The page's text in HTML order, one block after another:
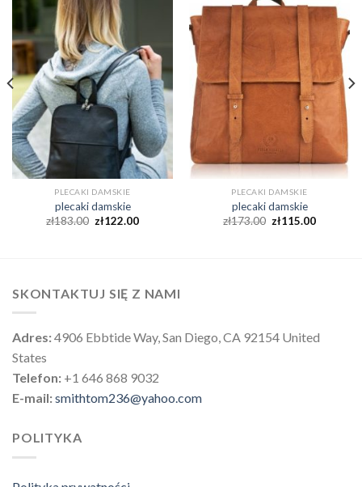
PLECAKI DAMSKIE
plecaki damskie
zł183.00 zł122.00
PLECAKI DAMSKIE
plecaki damskie
zł173.00 zł115.00
SKONTAKTUJ SIĘ Z NAMI
Adres:4906 Ebbtide Way, San Diego, CA 92154 United
States
Telefon: +1 646 868 9032
E-mail:smithtom236@yahoo.com
POLITYKA